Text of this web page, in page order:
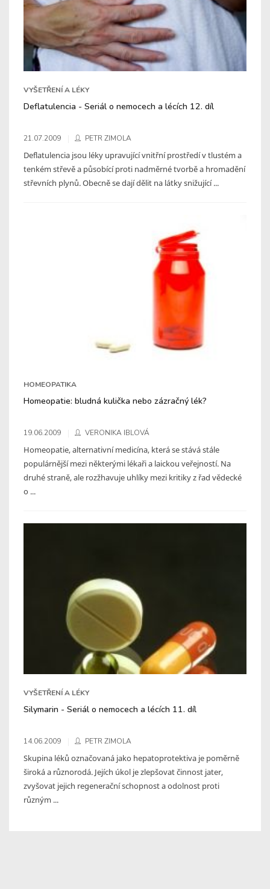
VYŠETŘENÍ A LÉKY
Deflatulencia - Seriál o nemocech a lécích 12. díl
21.07.2009 PETR ZIMOLA
Deflatulencia jsou léky upravující vnitřní prostředí v tlustém a
tenkém střevě a působící proti nadměrné tvorbě a hromadění
střevních plynů. Obecně se dají dělit na látky snižující ...
HOMEOPATIKA
Homeopatie: bludná kulička nebo zázračný lék?
19.06.2009 VERONIKA IBLOVÁ
Homeopatie, alternativní medicína, která se stává stále
populárnější mezi některými lékaři a laickou veřejností. Na
druhé straně, ale rozžhavuje uhlíky mezi kritiky z řad vědecké
o ...
VYŠETŘENÍ A LÉKY
Silymarin - Seriál o nemocech a lécích 11. díl
14.06.2009 PETR ZIMOLA
Skupina léků označovaná jako hepatoprotektiva je poměrně
široká a různorodá. Jejích úkol je zlepšovat činnost jater,
zvyšovat jejich regenerační schopnost a odolnost proti
různým ...